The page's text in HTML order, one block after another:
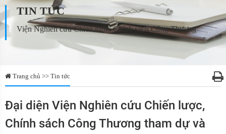
TIN TỨC
Viện Nghiên cứu Chiến lược, Chính sách Công Thương
Trang chủ >> Tin tức
Đại diện Viện Nghiên cứu Chiến lược,
Chính sách Công Thương tham dự và